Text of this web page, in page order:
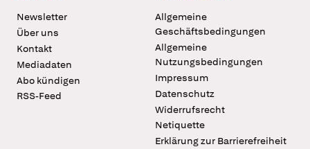
Newsletter
Über uns
Kontakt
Mediadaten
Abo kündigen
RSS-Feed
Allgemeine
Geschäftsbedingungen
Allgemeine
Nutzungsbedingungen
Impressum
Datenschutz
Widerrufsrecht
Netiquette
Erklärung zur Barrierefreiheit